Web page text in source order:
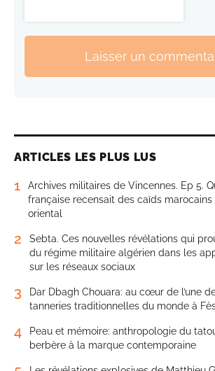
Laisser un
ARTICLES LES PLUS LUS
1
Archives militaires de Vincennes. Ep 5.
française recensait des caïds marocains
oriental
2
Sebta. Ces nouvelles révélations qui
du régime militaire algérien dans les
sur les réseaux sociaux
3
Dar Dbagh Chouara: au cœur de l’une
tanneries traditionnelles du monde à
4
Peau et mémoire: anthropologie du
berbère à la marque contemporaine